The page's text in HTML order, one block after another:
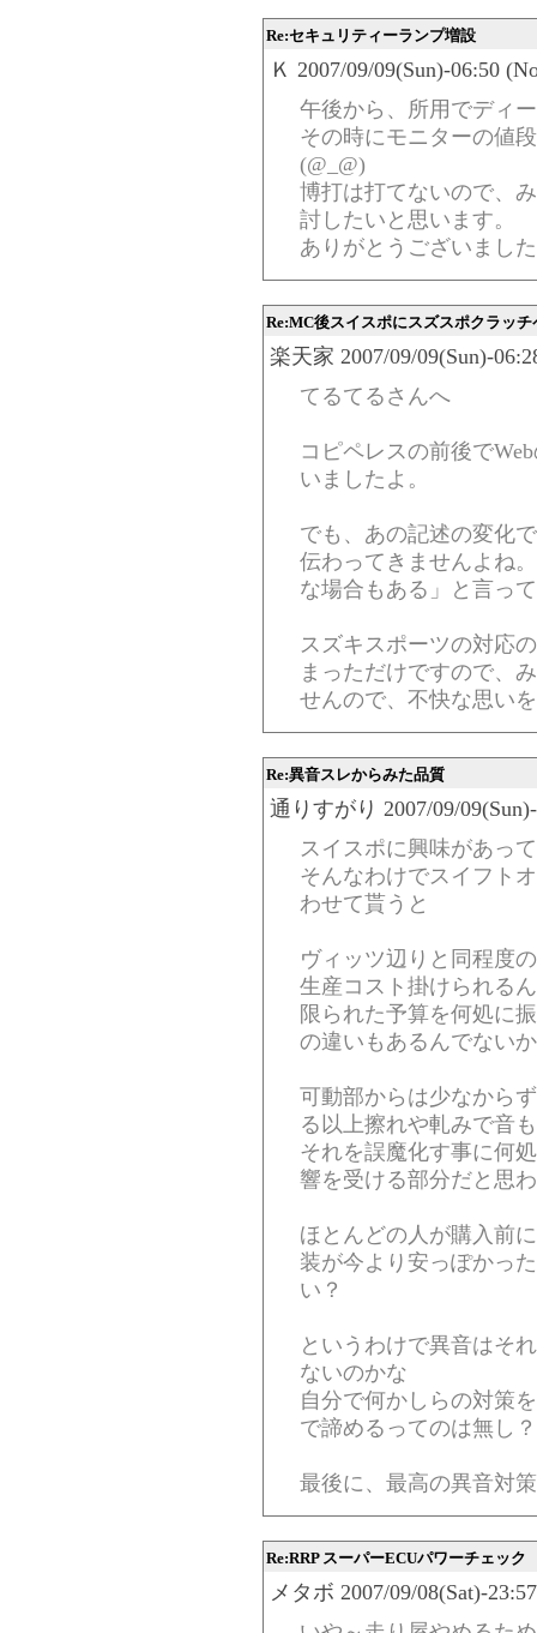
Re:セキュリティーランプ増設
Ｋ 2007/09/09(Sun)-06:50
午後から、所用でディ
その時にモニターの値
(@_@)
博打は打てないので、
討したいと思います。
ありがとうございまし
Re:MC後スイスポにスズスポクラッチ
楽天家 2007/09/09(Sun)-
てるてるさんへ
コピペレスの前後で
いましたよ。
でも、あの記述の変化
伝わってきませんよね
な場合もある」と言っ
スズキスポーツの対応
まっただけですので、
せんので、不快な思い
Re:異音スレからみた品質
通りすがり 2007/09/
スイスポに興味があっ
そんなわけでスイフト
わせて貰うと
ヴィッツ辺りと同程度
生産コスト掛けられる
限られた予算を何処に
の違いもあるんでない
可動部からは少なから
る以上擦れや軋みで音
それを誤魔化す事に何
響を受ける部分だと思
ほとんどの人が購入前
装が今より安っぽかっ
い？
というわけで異音はそ
ないのかな
自分で何かしらの対策
で諦めるってのは無し？
最後に、最高の異音対
Re:RRP スーパーECUパワーチェック
メタボ 2007/09/08(Sat)-